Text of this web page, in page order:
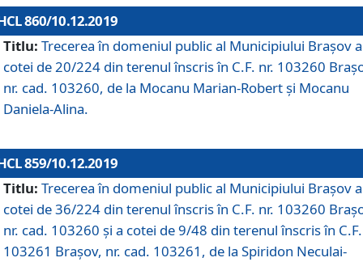
860/10.12.2019
Titlu: Trecerea în domeniul public al Municipiului Braşov a
cotei de 20/224 din terenul înscris în C.F. nr. 103260
nr. cad. 103260, de la Mocanu Marian-Robert și Mocanu
Daniela-Alina.
859/10.12.2019
Titlu: Trecerea în domeniul public al Municipiului Braşov a
cotei de 36/224 din terenul înscris în C.F. nr. 103260
nr. cad. 103260 și a cotei de 9/48 din terenul înscris în
103261 Brașov, nr. cad. 103261, de la Spiridon Neculai-